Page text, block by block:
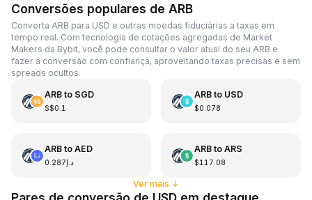
Conversões populares de ARB
Converta ARB para USD e outras moedas fiduciárias a taxas em
tempo real. Com tecnologia de cotações agregadas de Market
Makers da Bybit, você pode consultar o valor atual do seu ARB e
fazer a conversão com confiança, aproveitando taxas precisas e sem
spreads ocultos.
ARBto SGD
S$0.1
ARBto USD
$0.078
ARBto AED
د.إ0.287
ARBto ARS
$117.08
Ver mais ↓